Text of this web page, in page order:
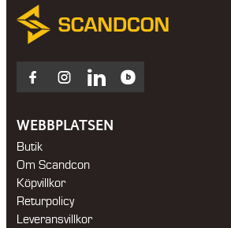
Facebook
Instagram
LinkedInBlocket
WEBBPLATSEN
Butik
Om Scandcon
Köpvillkor
Returpolicy
Leveransvillkor